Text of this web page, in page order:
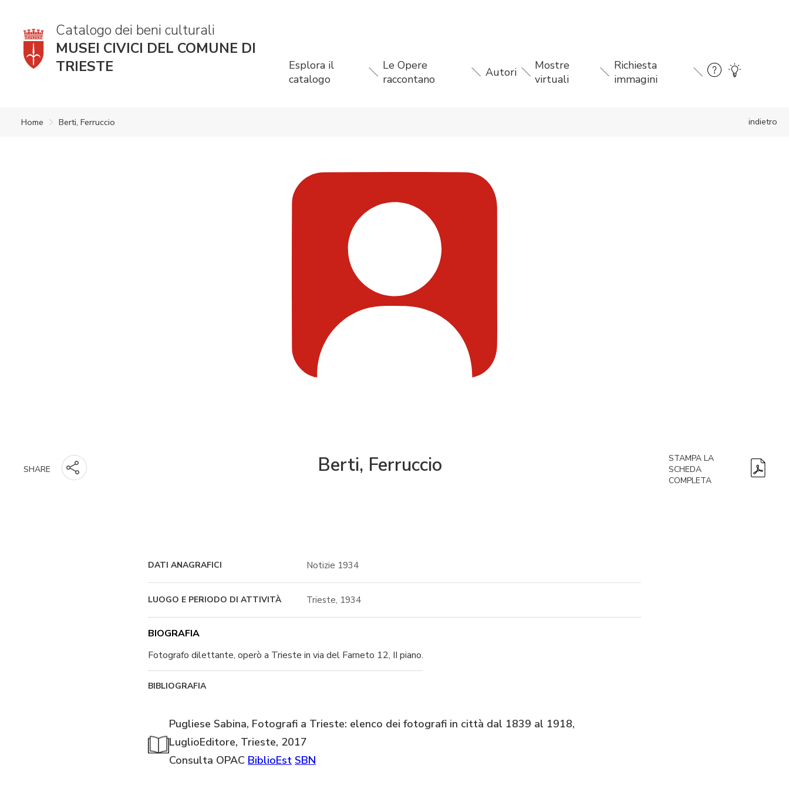
Catalogo dei beni culturali
MUSEI CIVICI DEL COMUNE DI
TRIESTE
Esplora il
catalogo
Le Opere
raccontano
Autori
Mostre
virtuali
Richiesta
immagini
indietro
Home Berti, Ferruccio
SHARE Berti, Ferruccio
STAMPA LA
SCHEDA
COMPLETA
DATI ANAGRAFICI Notizie 1934
LUOGO E PERIODO DI ATTIVITÀ Trieste, 1934
BIOGRAFIA
Fotografo dilettante, operò a Trieste in via del Farneto 12, II piano.
BIBLIOGRAFIA
Pugliese Sabina, Fotografi a Trieste: elenco dei fotografi in città dal 1839 al 1918,
LuglioEditore, Trieste, 2017
Consulta OPAC BiblioEst SBN